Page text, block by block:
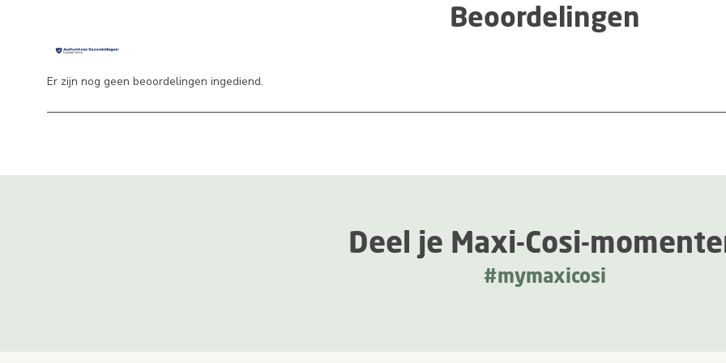
Deel je Maxi-Cosi-
#mymaxicosi
Beoordelingen
Er zijn nog geen beoordelingen ingediend.